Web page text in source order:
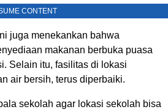
CONTENT
juga menekankan bahwa
makanan berbuka puasa
Selain itu, fasilitas di lokasi
air bersih, terus diperbaiki.
sekolah agar lokasi sekolah bisa